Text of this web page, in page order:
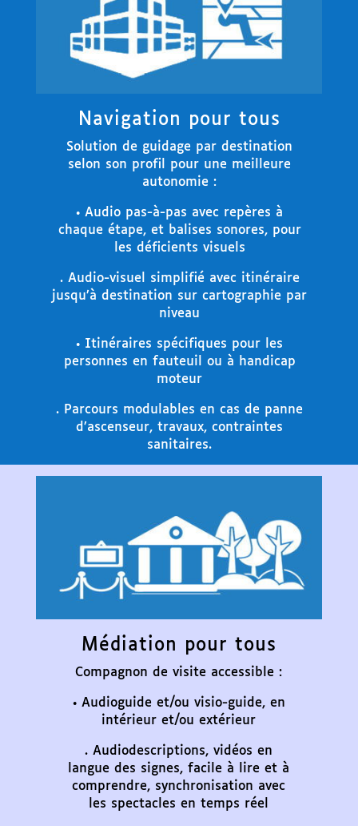
Navigation pour tous
Solution de guidage par destination
selon son profil pour une meilleure
autonomie :
• Audio pas-à-pas avec repères à
chaque étape, et balises sonores, pour
les déficients visuels
. Audio-visuel simplifié avec itinéraire
jusqu’à destination sur cartographie par
niveau
• Itinéraires spécifiques pour les
personnes en fauteuil ou à handicap
moteur
. Parcours modulables en cas de panne
d’ascenseur, travaux, contraintes
sanitaires.
Médiation pour tous
Compagnon de visite accessible :
• Audioguide et/ou visio-guide, en
intérieur et/ou extérieur
. Audiodescriptions, vidéos en
langue des signes, facile à lire et à
comprendre, synchronisation avec
les spectacles en temps réel